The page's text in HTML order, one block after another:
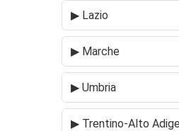
▶ Lazio
▶ Marche
▶ Umbria
▶ Trentino-Alto Adige